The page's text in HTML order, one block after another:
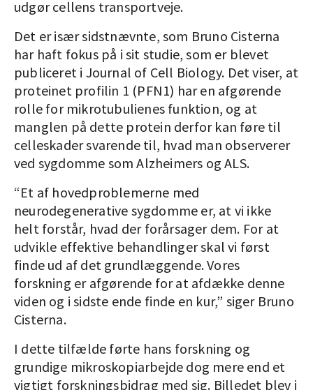
udgør cellens transportveje.
Det er især sidstnævnte, som Bruno Cisterna
har haft fokus på i sit studie, som er blevet
publiceret i Journal of Cell Biology. Det viser, at
proteinet profilin 1 (PFN1) har en afgørende
rolle for mikrotubulienes funktion, og at
manglen på dette protein derfor kan føre til
celleskader svarende til, hvad man observerer
ved sygdomme som Alzheimers og ALS.
“Et af hovedproblemerne med
neurodegenerative sygdomme er, at vi ikke
helt forstår, hvad der forårsager dem. For at
udvikle effektive behandlinger skal vi først
finde ud af det grundlæggende. Vores
forskning er afgørende for at afdække denne
viden og i sidste ende finde en kur,” siger Bruno
Cisterna.
I dette tilfælde førte hans forskning og
grundige mikroskopiarbejde dog mere end et
vigtigt forskningsbidrag med sig. Billedet blev i